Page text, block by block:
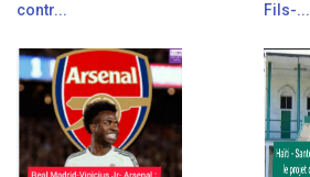
contr...
Fils-...